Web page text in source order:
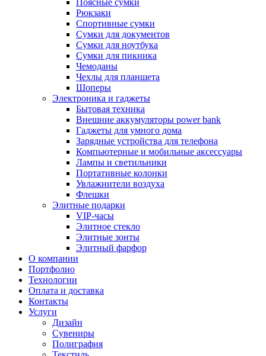
Поясные сумки
Рюкзаки
Спортивные сумки
Сумки для документов
Сумки для ноутбука
Сумки для пикника
Чемоданы
Чехлы для планшета
Шоперы
Электроника и гаджеты
Бытовая техника
Внешние аккумуляторы power bank
Гаджеты для умного дома
Зарядные устройства для телефона
Компьютерные и мобильные аксессуары
Лампы и светильники
Портативные колонки
Увлажнители воздуха
Флешки
Элитные подарки
VIP-часы
Элитное стекло
Элитные зонты
Элитный фарфор
О компании
Портфолио
Технологии
Оплата и доставка
Контакты
Услуги
Дизайн
Сувениры
Полиграфия